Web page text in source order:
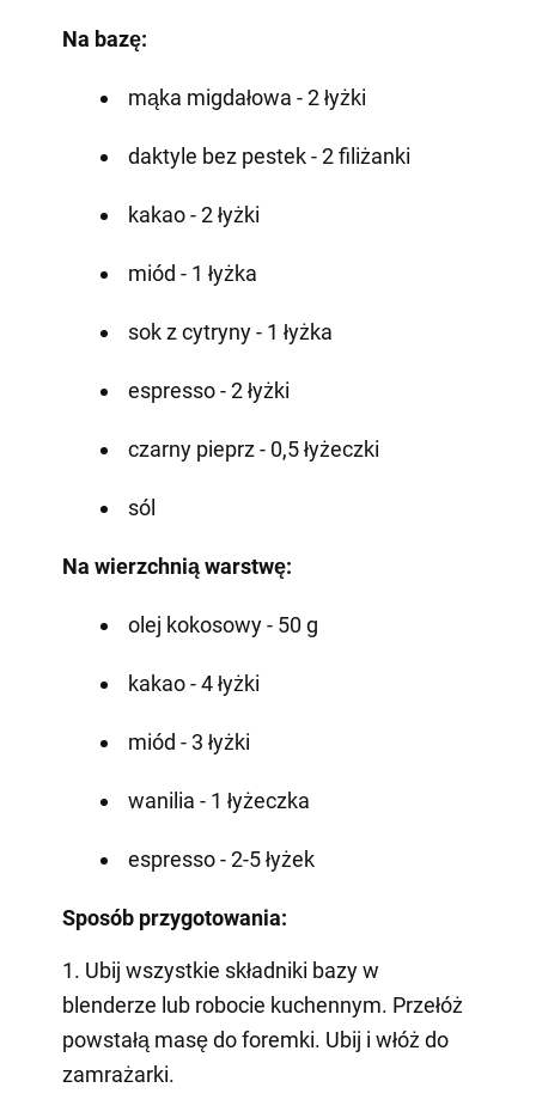
Na bazę:
mąka migdałowa - 2 łyżki
daktyle bez pestek - 2 filiżanki
kakao - 2 łyżki
miód - 1 łyżka
sok z cytryny - 1 łyżka
espresso - 2 łyżki
czarny pieprz - 0,5 łyżeczki
sól
Na wierzchnią warstwę:
olej kokosowy - 50 g
kakao - 4 łyżki
miód - 3 łyżki
wanilia - 1 łyżeczka
espresso - 2-5 łyżek
Sposób przygotowania:
1. Ubij wszystkie składniki bazy w
blenderze lub robocie kuchennym. Przełóż
powstałą masę do foremki. Ubij i włóż do
zamrażarki.